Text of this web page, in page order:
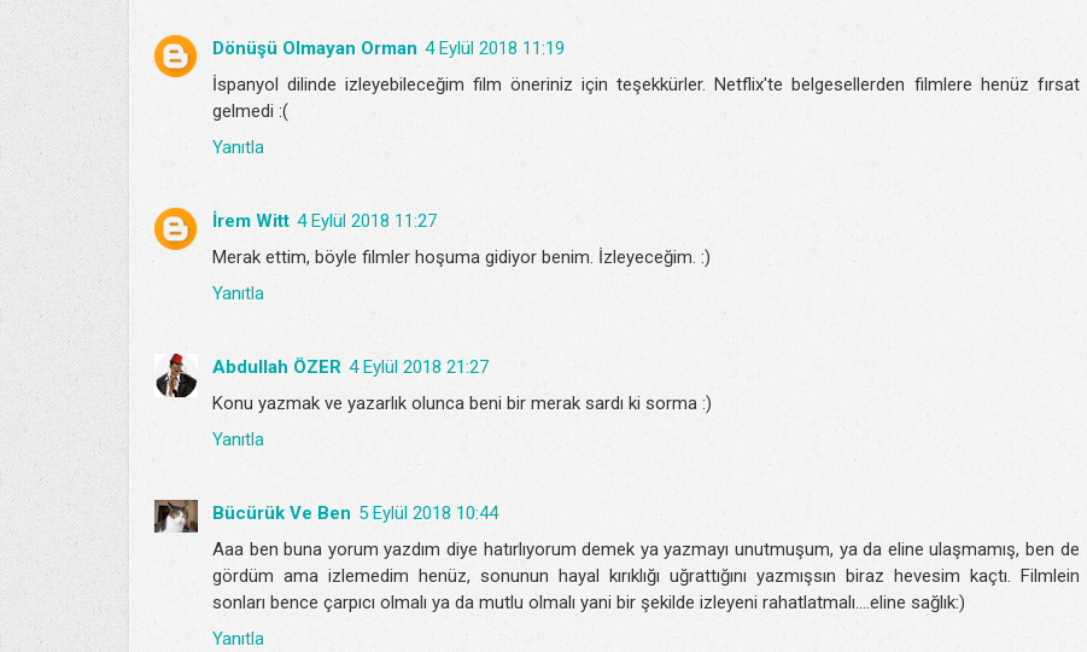
Dönüşü Olmayan Orman 4 Eylül 2018 11:19
İspanyol dilinde izleyebileceğim film öneriniz için teşekkürler. Netflix'te belgesellerden filmlere henüz fırsat
gelmedi :(
Yanıtla
İrem Witt 4 Eylül 2018 11:27
Merak ettim, böyle filmler hoşuma gidiyor benim. İzleyeceğim. :)
Yanıtla
Abdullah ÖZER 4 Eylül 2018 21:27
Konu yazmak ve yazarlık olunca beni bir merak sardı ki sorma :)
Yanıtla
Bücürük Ve Ben 5 Eylül 2018 10:44
Aaa ben buna yorum yazdım diye hatırlıyorum demek ya yazmayı unutmuşum, ya da eline ulaşmamış, ben de
gördüm ama izlemedim henüz, sonunun hayal kırıklığı uğrattığını yazmışsın biraz hevesim kaçtı. Filmlein
sonları bence çarpıcı olmalı ya da mutlu olmalı yani bir şekilde izleyeni rahatlatmalı....eline sağlık:)
Yanıtla